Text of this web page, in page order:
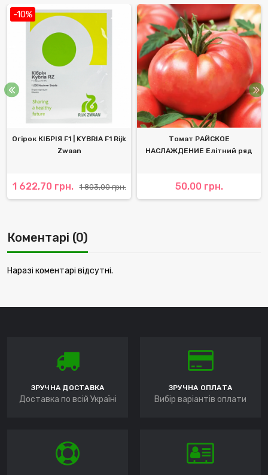
-10%
Огірок КІБРІЯ F1 | KYBRIA F1 Rijk
Zwaan
1 622,70 грн. 1 803,00 грн.
Томат РАЙСКОЕ
НАСЛАЖДЕНИЕ Елітний ряд
50,00 грн.
Коментарі (0)
Наразі коментарі відсутні.
ЗРУЧНА ДОСТАВКА
Доставка по всій Україні
ЗРУЧНА ОПЛАТА
Вибір варіантів оплати